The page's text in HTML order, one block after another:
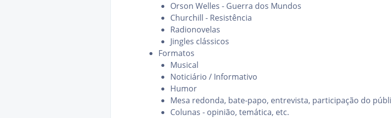
Orson Welles - Guerra dos Mundos
Churchill - Resistência
Radionovelas
Jingles clássicos
Formatos
Musical
Noticiário / Informativo
Humor
Mesa redonda, bate-papo, entrevista, participação do
Colunas - opinião, temática, etc.